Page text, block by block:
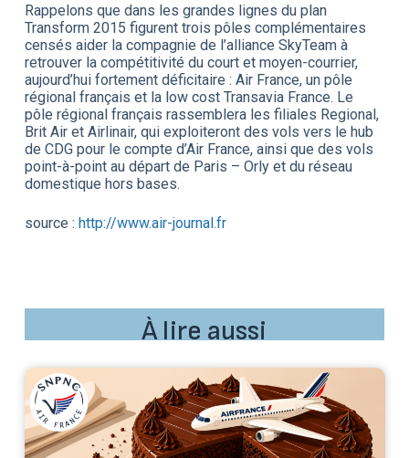
Rappelons que dans les grandes lignes du plan
Transform 2015 figurent trois pôles complémentaires
censés aider la compagnie de l’alliance SkyTeam à
retrouver la compétitivité du court et moyen-courrier,
aujourd’hui fortement déficitaire : Air France, un pôle
régional français et la low cost Transavia France. Le
pôle régional français rassemblera les filiales Regional,
Brit Air et Airlinair, qui exploiteront des vols vers le hub
de CDG pour le compte d’Air France, ainsi que des vols
point-à-point au départ de Paris – Orly et du réseau
domestique hors bases.
source : http://www.air-journal.fr
À lire aussi